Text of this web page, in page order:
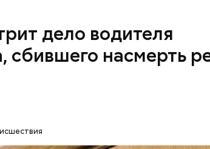
дело водителя
сбившего насмерть